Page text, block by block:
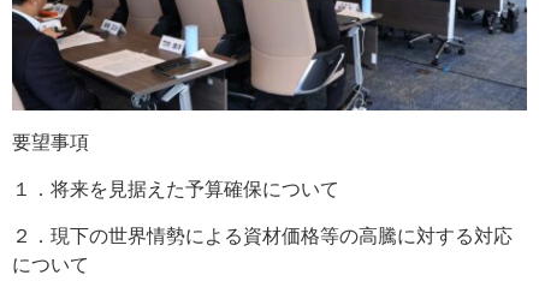
要望事項
１．将来を見据えた予算確保について
２．現下の世界情勢による資材価格等の高騰に対する対応
について